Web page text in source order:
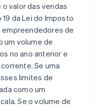
valor das vendas
da Lei do Imposto
empreendedores de
um volume de
no ano anterior e
Se uma
limites de
como um
Se o volume de